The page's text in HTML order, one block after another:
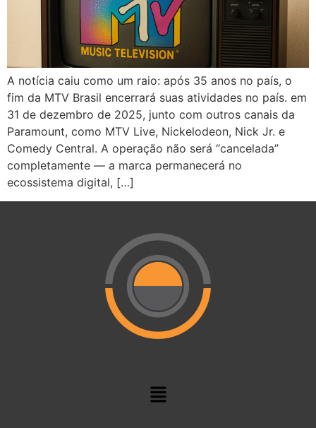
A notícia caiu como um raio: após 35 anos no país, o
fim da MTV Brasil encerrará suas atividades no país. em
31 de dezembro de 2025, junto com outros canais da
Paramount, como MTV Live, Nickelodeon, Nick Jr. e
Comedy Central. A operação não será “cancelada”
completamente — a marca permanecerá no
ecossistema digital, […]